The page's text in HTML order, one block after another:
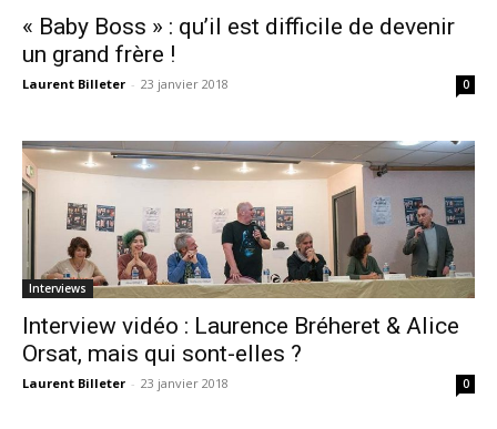
« Baby Boss » : qu’il est difficile de devenir
un grand frère !
Laurent Billeter - 23 janvier 2018 0
Interviews
Interview vidéo : Laurence Bréheret & Alice
Orsat, mais qui sont-elles ?
Laurent Billeter - 23 janvier 2018 0